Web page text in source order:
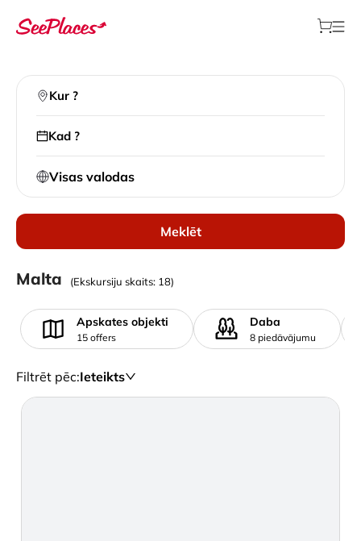
Kur ?
Kad ?
Visas valodas
Meklēt
Vietējās ekskursijas
Visi galamērķi
Malta
Malta (Ekskursiju skaits: 18)
Apskates objekti
15 offers
Daba
8 piedāvājumu
Filtrēt pēc:Ieteikts